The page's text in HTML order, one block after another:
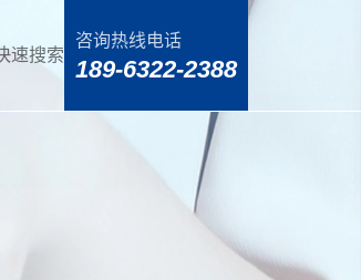
速搜索
咨询热线电话
189-6322-2388